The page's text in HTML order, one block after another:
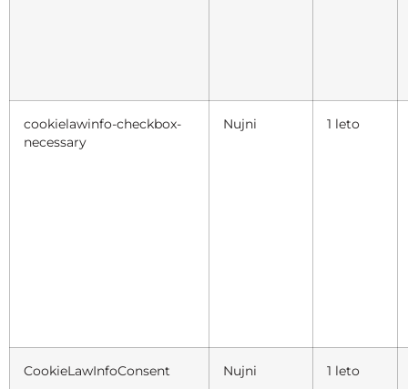
cookielawinfo-checkbox-
necessary
Nujni 1 leto
CookieLawInfoConsent Nujni 1 leto